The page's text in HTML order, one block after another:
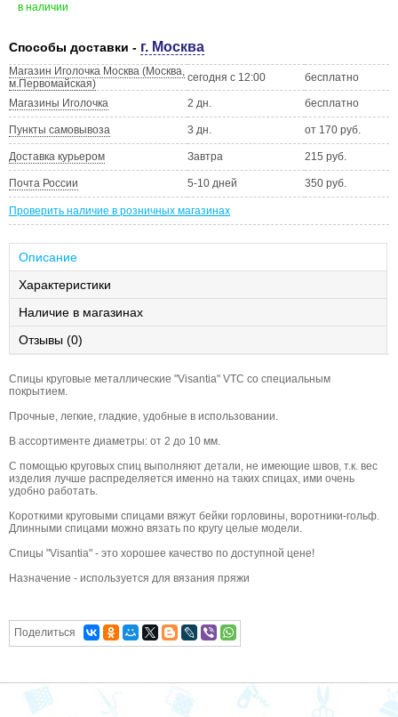
в наличии
Способы доставки - г. Москва
Магазин Иголочка Москва (Москва,
м.Первомайская)
сегодня с 12:00 бесплатно
Магазины Иголочка 2 дн. бесплатно
Пункты самовывоза 3 дн. от 170 руб.
Доставка курьером Завтра 215 руб.
Почта России 5-10 дней 350 руб.
Проверить наличие в розничных магазинах
Описание
Характеристики
Наличие в магазинах
Отзывы (0)
Спицы круговые металлические "Visantia" VTC со специальным
покрытием.
Прочные, легкие, гладкие, удобные в использовании.
В ассортименте диаметры: от 2 до 10 мм.
С помощью круговых спиц выполняют детали, не имеющие швов, т.к. вес
изделия лучше распределяется именно на таких спицах, ими очень
удобно работать.
Короткими круговыми спицами вяжут бейки горловины, воротники-гольф.
Длинными спицами можно вязать по кругу целые модели.
Спицы "Visantia" - это хорошее качество по доступной цене!
Назначение - используется для вязания пряжи
Поделиться